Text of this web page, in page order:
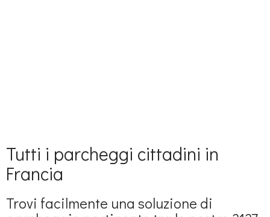
Tutti i parcheggi cittadini in
Francia
Trovi facilmente una soluzione di